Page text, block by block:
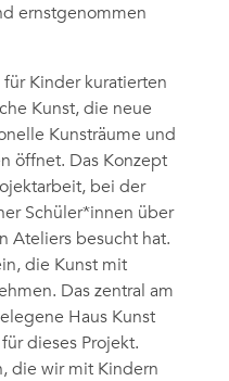
ernstgenommen
Kinder kuratierten
Kunst, die neue
Kunsträume und
öffnet. Das Konzept
bei der
Schüler*innen über
Ateliers besucht hat.
die Kunst mit
Das zentral am
Haus Kunst
dieses Projekt.
die wir mit Kindern